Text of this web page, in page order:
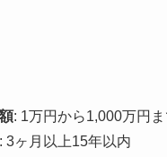
: 1万円から1,000万円ま
: 3ヶ月以上15年以内